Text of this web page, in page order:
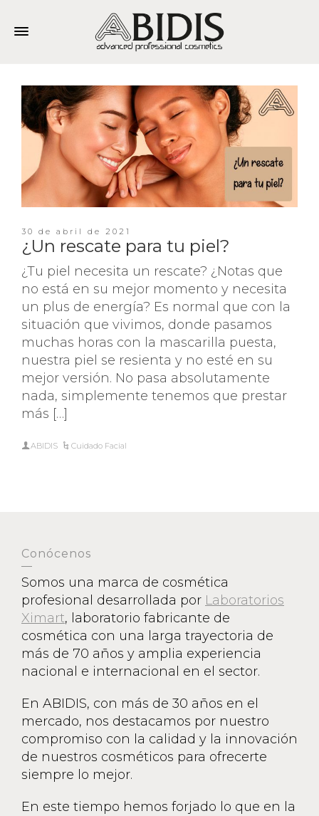
30 de abril de 2021
¿Un rescate para tu piel?
¿Tu piel necesita un rescate? ¿Notas que
no está en su mejor momento y necesita
un plus de energía? Es normal que con la
situación que vivimos, donde pasamos
muchas horas con la mascarilla puesta,
nuestra piel se resienta y no esté en su
mejor versión. No pasa absolutamente
nada, simplemente tenemos que prestar
más […]
ABIDIS Cuidado Facial
Conócenos
Somos una marca de cosmética
profesional desarrollada por Laboratorios
Ximart, laboratorio fabricante de
cosmética con una larga trayectoria de
más de 70 años y amplia experiencia
nacional e internacional en el sector.
En ABIDIS, con más de 30 años en el
mercado, nos destacamos por nuestro
compromiso con la calidad y la innovación
de nuestros cosméticos para ofrecerte
siempre lo mejor.
En este tiempo hemos forjado lo que en la